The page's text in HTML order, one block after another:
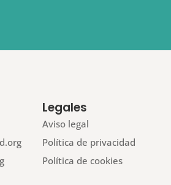
Legales
Aviso legal
Política de privacidad
Política de cookies